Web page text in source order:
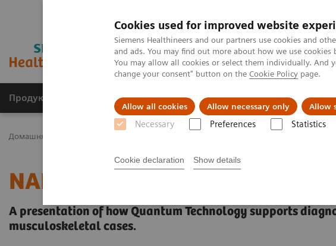
Cookies used for improved website
Siemens Healthineers and our partners use cookies and
and ads. You may find out more about how we use
You may allow all cookies or select them individually. And
change your consent" button on the Cookie Policy page.
Allow all cookies Allow necessary only Allow
Necessary Preferences Statistics
Cookie declaration Show details
Продукція та сервіси Клінічні галузі Підтримка та
Домашня
NAEOTOM Alpha –
A presentation of how Quantum Technology supports
musculoskeletal cases.